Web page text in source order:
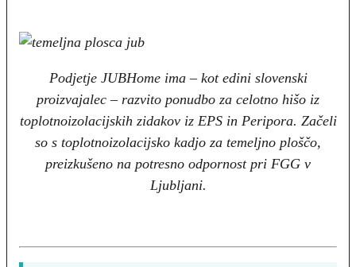
Podjetje JUBHome ima – kot edini slovenski
proizvajalec – razvito ponudbo za celotno hišo iz
toplotnoizolacijskih zidakov iz EPS in Peripora. Začeli
so s toplotnoizolacijsko kadjo za temeljno ploščo,
preizkušeno na potresno odpornost pri FGG v
Ljubljani.